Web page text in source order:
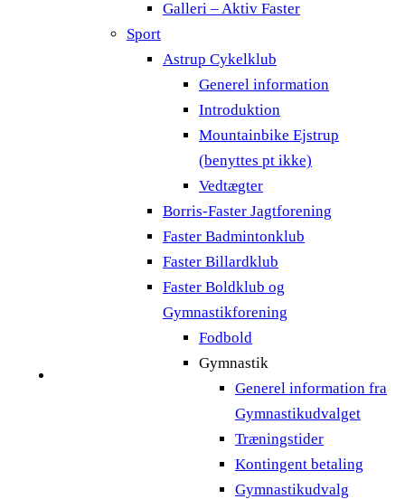
Galleri – Aktiv Faster
Sport
Astrup Cykelklub
Generel information
Introduktion
Mountainbike Ejstrup
(benyttes pt ikke)
Vedtægter
Borris-Faster Jagtforening
Faster Badmintonklub
Faster Billardklub
Faster Boldklub og
Gymnastikforening
Fodbold
Gymnastik
Generel information fra
Gymnastikudvalget
Træningstider
Kontingent betaling
Gymnastikudvalg